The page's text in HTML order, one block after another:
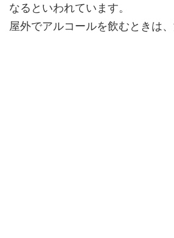
なるといわれています。
屋外でアルコールを飲むときは、